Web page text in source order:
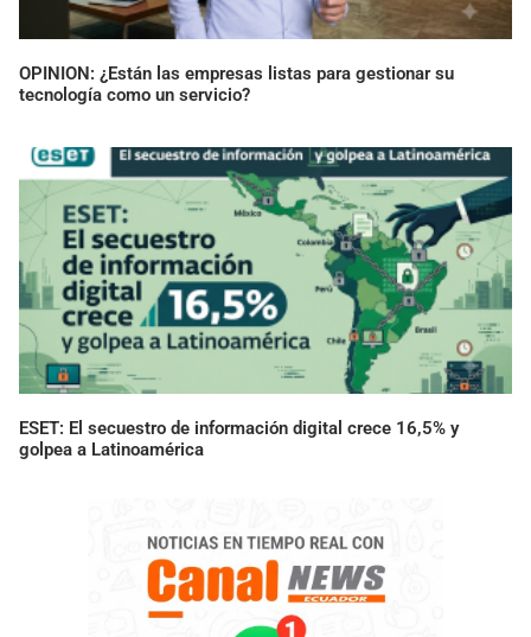
OPINION: ¿Están las empresas listas para gestionar su
tecnología como un servicio?
ESET: El secuestro de información digital crece 16,5% y
golpea a Latinoamérica